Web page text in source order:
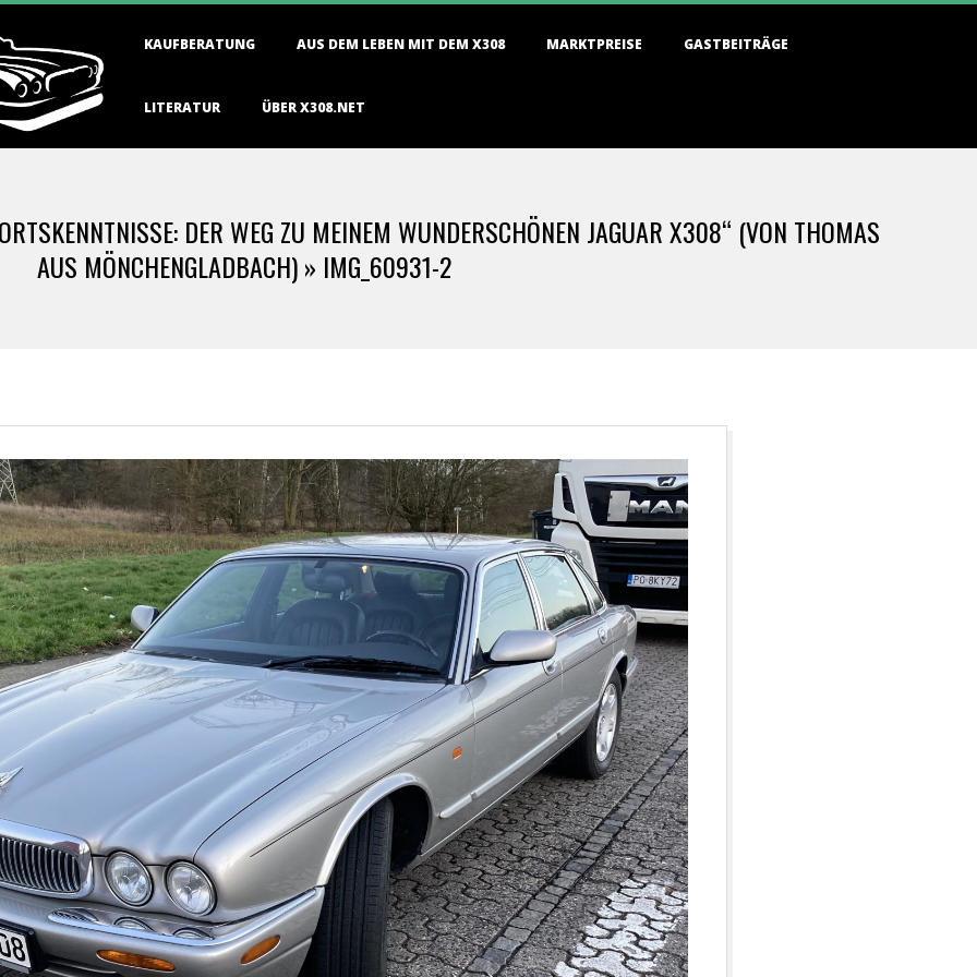
KAUFBERATUNG AUS DEM LEBEN MIT DEM X308 MARKTPREISE GASTBEITRÄGE
LITERATUR ÜBER X308.NET
DER WEG ZU MEINEM WUNDERSCHÖNEN JAGUAR X308“ (VON THOMAS
AUS MÖNCHENGLADBACH) » IMG_60931-2